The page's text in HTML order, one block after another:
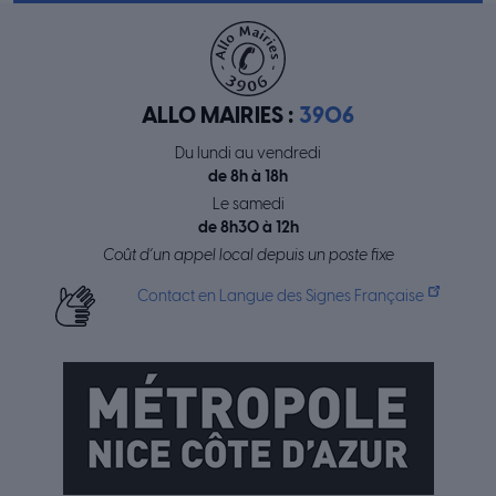
ALLO MAIRIES : 3906
Du lundi au vendredi
de 8h à 18h
Le samedi
de 8h30 à 12h
Coût d’un appel local depuis un poste fixe
Contact en Langue des Signes Française